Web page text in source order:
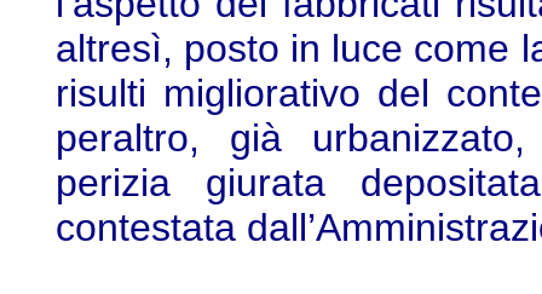
altresì, posto in luce come
risulti migliorativo del
peraltro, già
perizia giurata
contestata